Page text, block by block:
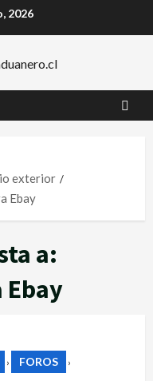
2026
exterior
Ebay
a:
Ebay
› FOROS ›